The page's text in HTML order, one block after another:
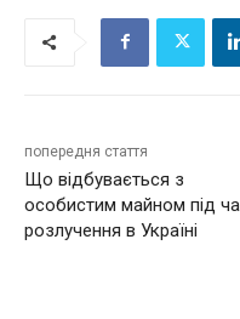
попередня стаття
Що відбувається з
особистим майном під
розлучення в Україні